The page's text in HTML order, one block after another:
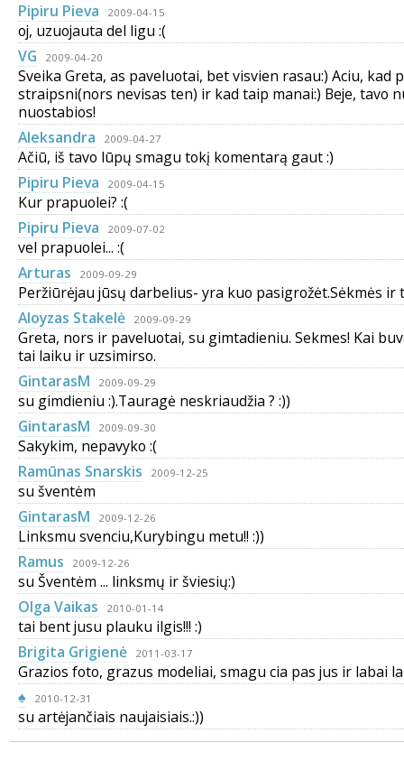
Pipiru Pieva
2009-04-15
oj, uzuojauta del ligu :(
VG
2009-04-20
Sveika Greta, as paveluotai, bet visvien rasau:) Aciu, kad
straipsni(nors nevisas ten) ir kad taip manai:) Beje, tavo
nuostabios!
Aleksandra
2009-04-27
Ačiū, iš tavo lūpų smagu tokį komentarą gaut :)
Pipiru Pieva
2009-04-15
Kur prapuolei? :(
Pipiru Pieva
2009-07-02
vel prapuolei... :(
Arturas
2009-09-29
Peržiūrėjau jūsų darbelius- yra kuo pasigrožėt.Sėkmės ir
Aloyzas Stakelė
2009-09-29
Greta, nors ir paveluotai, su gimtadieniu. Sekmes! Kai
tai laiku ir uzsimirso.
GintarasM
2009-09-29
su gimdieniu :).Tauragė neskriaudžia ? :))
GintarasM
2009-09-30
Sakykim, nepavyko :(
Ramūnas Snarskis
2009-12-25
su šventėm
GintarasM
2009-12-26
Linksmu svenciu,Kurybingu metu!! :))
Ramus
2009-12-26
su Šventėm ... linksmų ir šviesių:)
Olga Vaikas
2010-01-14
tai bent jusu plauku ilgis!!! :)
Brigita Grigienė
2011-03-17
Grazios foto, grazus modeliai, smagu cia pas jus ir labai
♠
2010-12-31
su artėjančiais naujaisiais.:))